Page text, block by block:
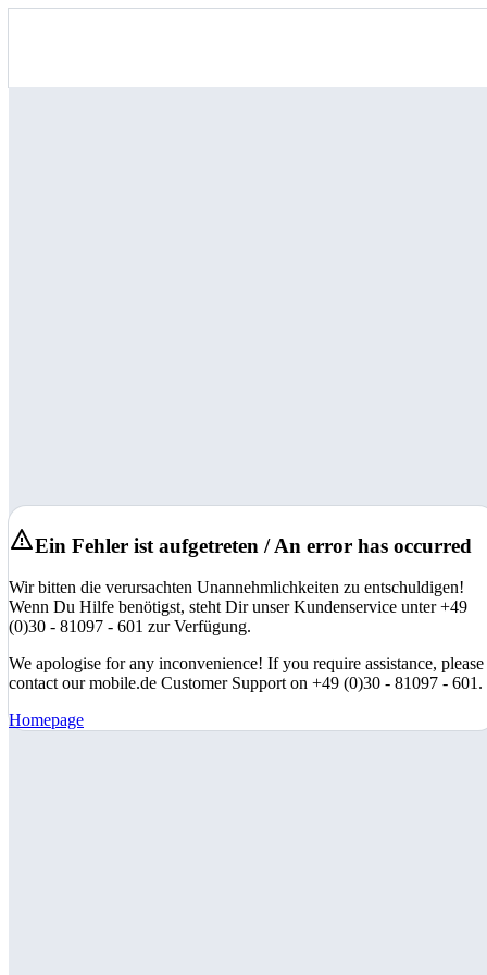
Ein Fehler ist aufgetreten / An error has occurred
Wir bitten die verursachten Unannehmlichkeiten zu entschuldigen!
Wenn Du Hilfe benötigst, steht Dir unser Kundenservice unter +49
(0)30 - 81097 - 601 zur Verfügung.
We apologise for any inconvenience! If you require assistance, please
contact our mobile.de Customer Support on +49 (0)30 - 81097 - 601.
Homepage